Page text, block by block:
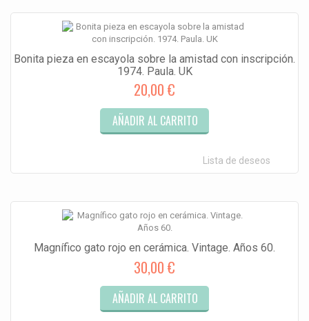
Bonita pieza en escayola sobre la amistad con inscripción.
1974. Paula. UK
20,00 €
AÑADIR AL CARRITO
Lista de deseos
Magnífico gato rojo en cerámica. Vintage. Años 60.
30,00 €
AÑADIR AL CARRITO